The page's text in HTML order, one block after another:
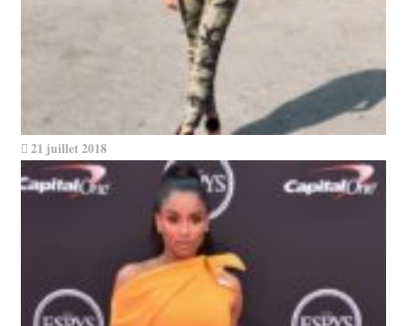
21 juillet 2018